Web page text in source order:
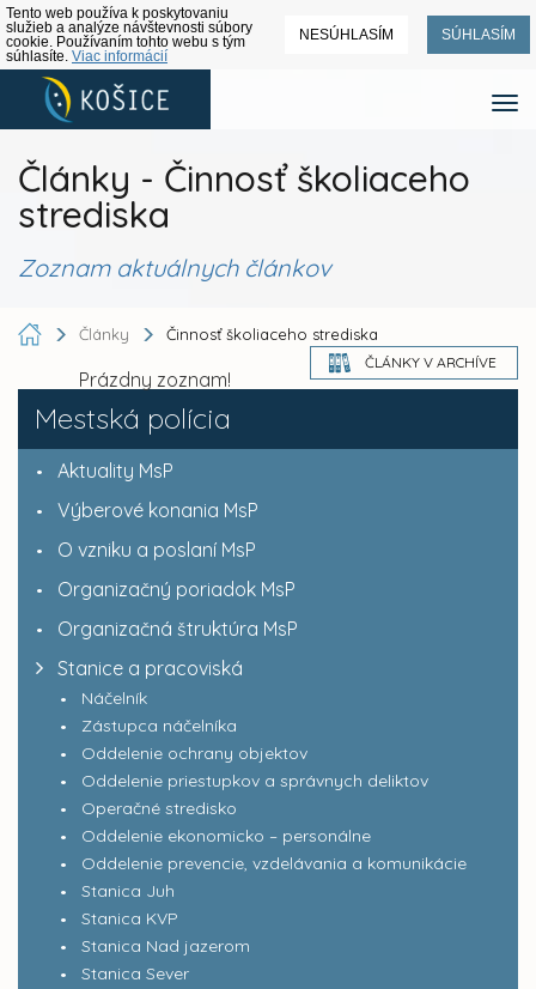
Tento web používa k poskytovaniu
služieb a analýze návštevnosti súbory
cookie. Používaním tohto webu s tým
súhlasíte. Viac informácií
NESÚHLASÍM SÚHLASÍM
Články - Činnosť školiaceho
strediska
Zoznam aktuálnych článkov
Mestská polícia
Aktuality MsP
Výberové konania MsP
O vzniku a poslaní MsP
Organizačný poriadok MsP
Organizačná štruktúra MsP
Stanice a pracoviská
Náčelník
Zástupca náčelníka
Oddelenie ochrany objektov
Oddelenie priestupkov a správnych deliktov
Operačné stredisko
Oddelenie ekonomicko – personálne
Oddelenie prevencie, vzdelávania a komunikácie
Stanica Juh
Stanica KVP
Stanica Nad jazerom
Stanica Sever
Články Činnosť školiaceho strediska
ČLÁNKY V ARCHÍVE
Prázdny zoznam!